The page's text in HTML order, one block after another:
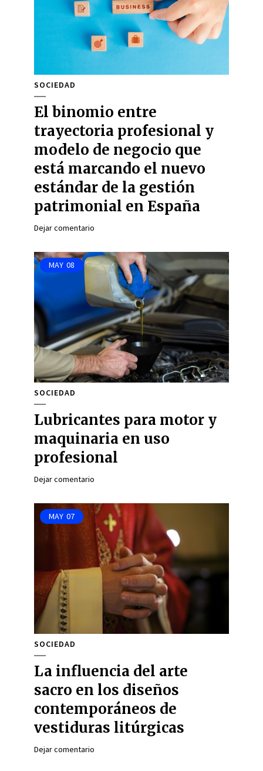
SOCIEDAD
El binomio entre
trayectoria profesional y
modelo de negocio que
está marcando el nuevo
estándar de la gestión
patrimonial en España
Dejar comentario
MAY 08
SOCIEDAD
Lubricantes para motor y
maquinaria en uso
profesional
Dejar comentario
MAY 07
SOCIEDAD
La influencia del arte
sacro en los diseños
contemporáneos de
vestiduras litúrgicas
Dejar comentario